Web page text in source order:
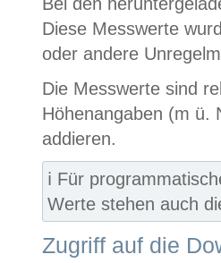
Diese Messwerte
oder andere
Die Messwerte sind
Höhenangaben (m ü.
addieren.
ℹ️ Für
Werte stehen auch
Zugriff auf die